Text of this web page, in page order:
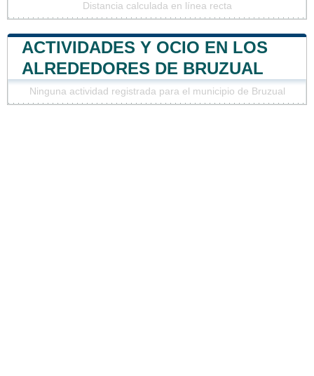
Distancia calculada en línea recta
ACTIVIDADES Y OCIO EN LOS
ALREDEDORES DE BRUZUAL
Ninguna actividad registrada para el municipio de Bruzual